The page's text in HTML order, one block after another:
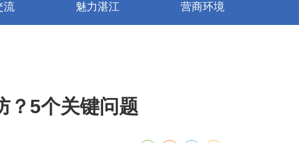
流 魅力湛江 营商环境
？5个关键问题